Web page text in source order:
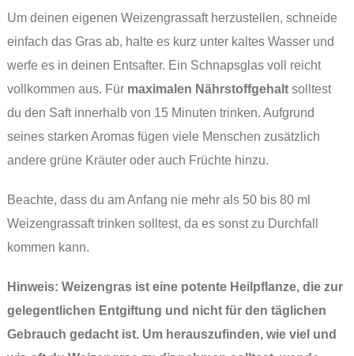
Um deinen eigenen Weizengrassaft herzustellen, schneide
einfach das Gras ab, halte es kurz unter kaltes Wasser und
werfe es in deinen Entsafter. Ein Schnapsglas voll reicht
vollkommen aus. Für maximalen Nährstoffgehaltsolltest
du den Saft innerhalb von 15 Minuten trinken. Aufgrund
seines starken Aromas fügen viele Menschen zusätzlich
andere grüne Kräuter oder auch Früchte hinzu.
Beachte, dass du am Anfang nie mehr als 50 bis 80 ml
Weizengrassaft trinken solltest, da es sonst zu Durchfall
kommen kann.
Hinweis: Weizengras ist eine potente Heilpflanze, die zur
gelegentlichen Entgiftung und nicht für den täglichen
Gebrauch gedacht ist. Um herauszufinden, wie viel und